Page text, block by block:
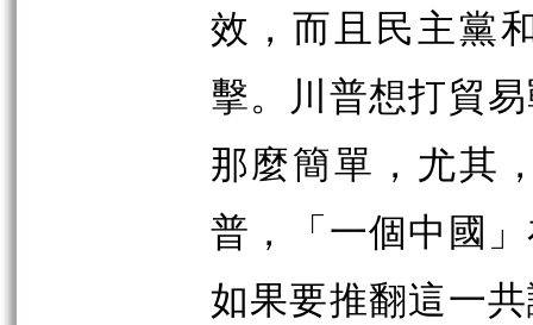
效，而且民主黨
擊。川普想打貿
那麼簡單，尤其
普，「一個中國
如果要推翻這一